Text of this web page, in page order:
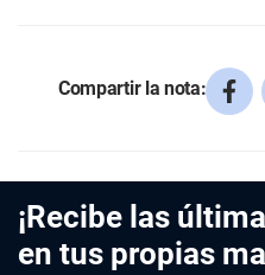
Compartir la nota:
¡Recibe las
en tus propias